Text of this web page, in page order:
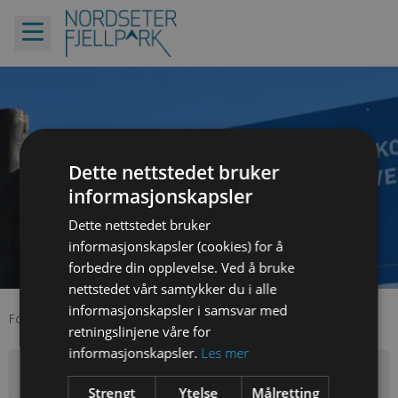
60% rabatt på leiepris fra dag 2
Forside Utstyr
Filter
Dette nettstedet bruker
informasjonskapsler
Dette nettstedet bruker
informasjonskapsler (cookies) for å
forbedre din opplevelse. Ved å bruke
nettstedet vårt samtykker du i alle
informasjonskapsler i samsvar med
retningslinjene våre for
informasjonskapsler. Les mer
Strengt
Ytelse Målretting